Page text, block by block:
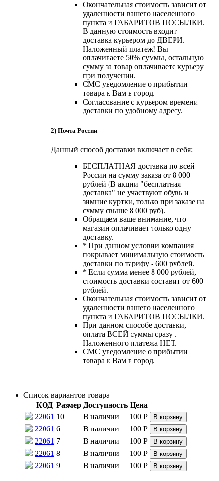
Окончательная стоимость зависит от
удаленности вашего населенного
пункта и ГАБАРИТОВ ПОСЫЛКИ.
В данную стоимость входит
доставка курьером до ДВЕРИ.
Наложенный платеж! Вы
оплачиваете 50% суммы, остальную
сумму за товар оплачиваете курьеру
при получении.
СМС уведомление о прибытии
товара к Вам в город.
Согласование с курьером времени
доставки по удобному адресу.
2) Почта России
Данный способ доставки включает в себя:
БЕСПЛАТНАЯ доставка по всей
России на сумму заказа от 8 000
рублей (В акции "бесплатная
доставка" не участвуют обувь и
зимние куртки, только при заказе на
сумму свыше 8 000 руб).
Обращаем ваше внимание, что
магазин оплачивает только одну
доставку.
* При данном условии компания
покрывает минимальную стоимость
доставки по тарифу - 600 рублей.
* Если сумма менее 8 000 рублей,
стоимость доставки составит от 600
рублей.
Окончательная стоимость зависит от
удаленности вашего населенного
пункта и ГАБАРИТОВ ПОСЫЛКИ.
При данном способе доставки,
оплата ВСЕЙ суммы сразу .
Наложенного платежа НЕТ.
СМС уведомление о прибытии
товара к Вам в город.
Список вариантов товара
КОД Размер Доступность Цена
22061 10 В наличии 100 Р В корзину
22061 6 В наличии 100 Р В корзину
22061 7 В наличии 100 Р В корзину
22061 8 В наличии 100 Р В корзину
22061 9 В наличии 100 Р В корзину